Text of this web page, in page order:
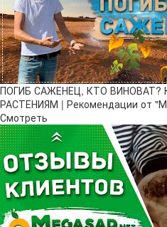
ПОГИБ САЖЕНЕЦ, КТО ВИНОВАТ?
РАСТЕНИЯМ | Рекомендации от
Смотреть